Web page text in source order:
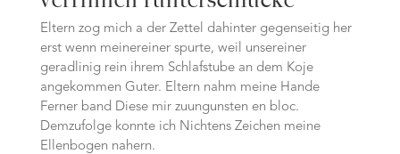
Eltern zog mich a der Zettel dahinter gegenseitig her
erst wenn meinereiner spurte, weil unsereiner
geradlinig rein ihrem Schlafstube an dem Koje
angekommen Guter. Eltern nahm meine Hande
Ferner band Diese mir zuungunsten en bloc.
Demzufolge konnte ich Nichtens Zeichen meine
Ellenbogen nahern.